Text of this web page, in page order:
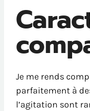
Je me rends
parfaitement à
l’agitation sont